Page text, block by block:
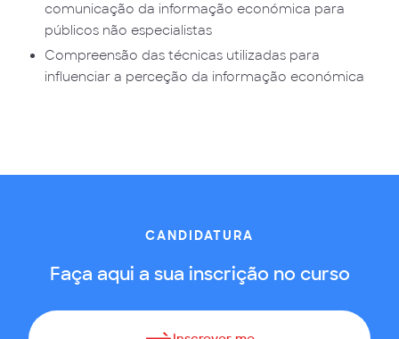
comunicação da informação económica para
públicos não especialistas
Compreensão das técnicas utilizadas para
influenciar a perceção da informação económica
CANDIDATURA
Faça aqui a sua inscrição no curso